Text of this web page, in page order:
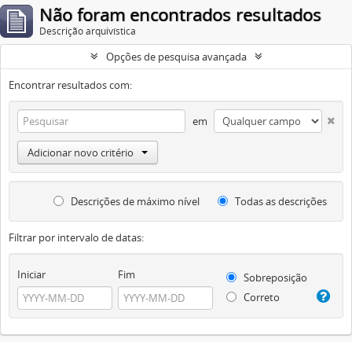
Não foram encontrados resultados
Descrição arquivística
Opções de pesquisa avançada
Encontrar resultados com:
em
Adicionar novo critério
Descrições de máximo nível Todas as descrições
Filtrar por intervalo de datas:
Iniciar Fim
Sobreposição
Correto